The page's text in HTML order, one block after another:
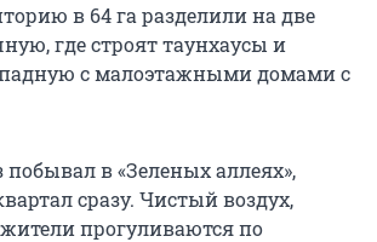
в 64 га разделили на две
где строят таунхаусы и
с малоэтажными домами с
побывал в «Зеленых аллеях»,
сразу. Чистый воздух,
жители прогуливаются по